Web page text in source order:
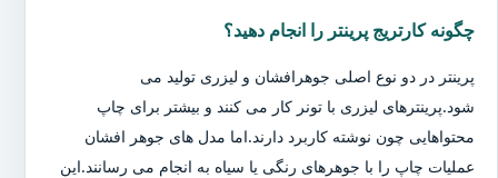
چگونه کارتریج پرینتر را انجام دهید؟
پرینتر در دو نوع اصلی جوهرافشان و لیزری تولید می
شود.پرینترهای لیزری با تونر کار می کنند و بیشتر برای چاپ
محتواهایی چون نوشته کاربرد دارند.اما مدل های جوهر افشان
عملیات چاپ را با جوهرهای رنگی یا سیاه به انجام می رسانند.این